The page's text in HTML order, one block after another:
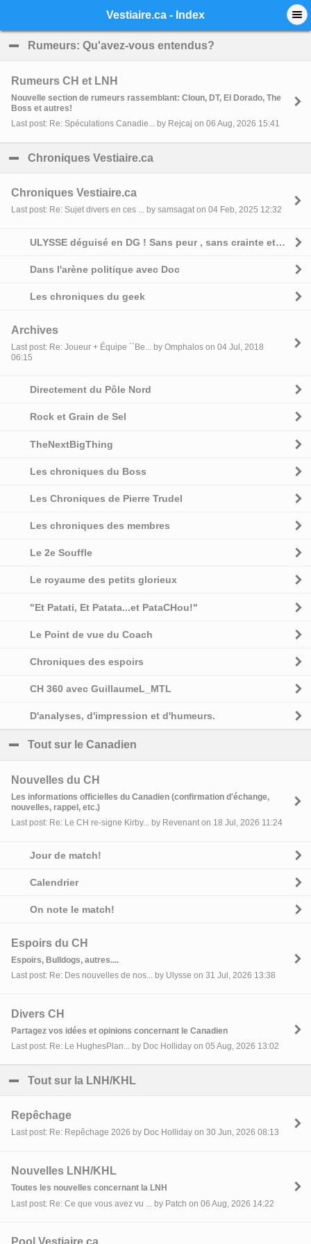
Vestiaire.ca - Index
Rumeurs: Qu'avez-vous entendus?
Rumeurs CH et LNH
Nouvelle section de rumeurs rassemblant: Cloun, DT, El Dorado, The
Boss et autres!
Last post: Re: Spéculations Canadie... by Rejcaj on 06 Aug, 2026 15:41
Chroniques Vestiaire.ca
Chroniques Vestiaire.ca
Last post: Re: Sujet divers en ces ... by samsagat on 04 Feb, 2025 12:32
ULYSSE déguisé en DG ! Sans peur , sans crainte et sans complexe
Dans l'arène politique avec Doc
Les chroniques du geek
Archives
Last post: Re: Joueur + Équipe ``Be... by Omphalos on 04 Jul, 2018
06:15
Directement du Pôle Nord
Rock et Grain de Sel
TheNextBigThing
Les chroniques du Boss
Les Chroniques de Pierre Trudel
Les chroniques des membres
Le 2e Souffle
Le royaume des petits glorieux
"Et Patati, Et Patata...et PataCHou!"
Le Point de vue du Coach
Chroniques des espoirs
CH 360 avec GuillaumeL_MTL
D'analyses, d'impression et d'humeurs.
Tout sur le Canadien
Nouvelles du CH
Les informations officielles du Canadien (confirmation d'échange,
nouvelles, rappel, etc.)
Last post: Re: Le CH re-signe Kirby... by Revenant on 18 Jul, 2026 11:24
Jour de match!
Calendrier
On note le match!
Espoirs du CH
Espoirs, Bulldogs, autres....
Last post: Re: Des nouvelles de nos... by Ulysse on 31 Jul, 2026 13:38
Divers CH
Partagez vos idées et opinions concernant le Canadien
Last post: Re: Le HughesPlan... by Doc Holliday on 05 Aug, 2026 13:02
Tout sur la LNH/KHL
Repêchage
Last post: Re: Repêchage 2026 by Doc Holliday on 30 Jun, 2026 08:13
Nouvelles LNH/KHL
Toutes les nouvelles concernant la LNH
Last post: Re: Ce que vous avez vu ... by Patch on 06 Aug, 2026 14:22